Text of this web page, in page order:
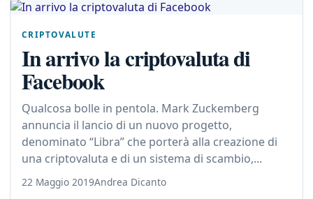
CRIPTOVALUTE
In arrivo la criptovaluta di
Facebook
Qualcosa bolle in pentola. Mark Zuckemberg
annuncia il lancio di un nuovo progetto,
denominato “Libra” che porterà alla creazione di
una criptovaluta e di un sistema di scambio,...
22 Maggio 2019Andrea Dicanto